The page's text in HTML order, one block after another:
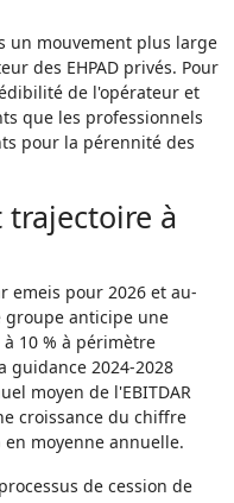
un mouvement plus large
des EHPAD privés. Pour
de l'opérateur et
que les professionnels
pour la pérennité des
trajectoire à
emeis pour 2026 et au-
groupe anticipe une
10 % à périmètre
guidance 2024-2028
moyen de l'EBITDAR
croissance du chiffre
moyenne annuelle.
de cession de